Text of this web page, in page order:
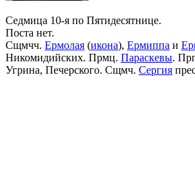
Седмица 10-я по Пятидесятнице.
Поста нет.
Сщмчч. Ермолая (икона), Ермиппа и
Никомидийских. Прмц. Параскевы.
Угрина, Печерского. Сщмч. Сергия